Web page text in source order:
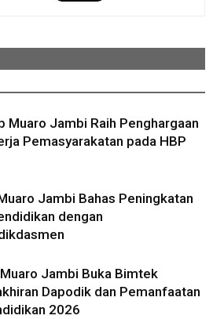
Muaro Jambi Raih Penghargaan
Pemasyarakatan pada HBP
Jambi Bahas Peningkatan
dengan
Jambi Buka Bimtek
Dapodik dan Pemanfaatan
2026